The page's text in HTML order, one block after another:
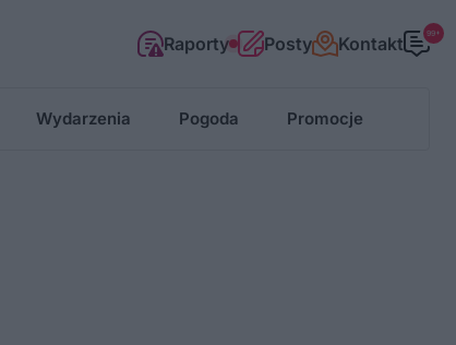
Raporty Posty Kontakt 99+
Wydarzenia Pogoda Promocje